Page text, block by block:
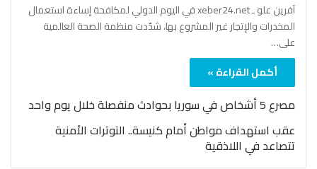
آفرين علو ـ xeber24.net في اليوم الدولي لمكافحة إساءة استعمال
المخدرات والإتجار غير المشروع بها، شدّدت منظمة الصحة العالمية
على…
أكمل القراءة »
مصرع 5 أشخاص في سوريا بحوادث منفصلة خلال يوم واحد
عقب استهداف مواطن أمام كنيسة.. التوترات الأمنية
تتصاعد في اللاذقية